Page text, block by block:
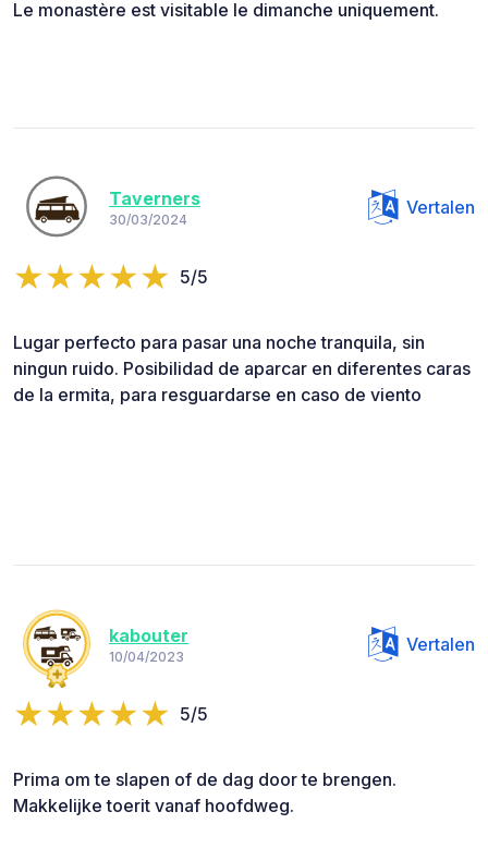
Le monastère est visitable le dimanche uniquement.
Taverners
30/03/2024
Vertalen
5/5
Lugar perfecto para pasar una noche tranquila, sin
ningun ruido. Posibilidad de aparcar en diferentes caras
de la ermita, para resguardarse en caso de viento
kabouter
10/04/2023
Vertalen
5/5
Prima om te slapen of de dag door te brengen.
Makkelijke toerit vanaf hoofdweg.